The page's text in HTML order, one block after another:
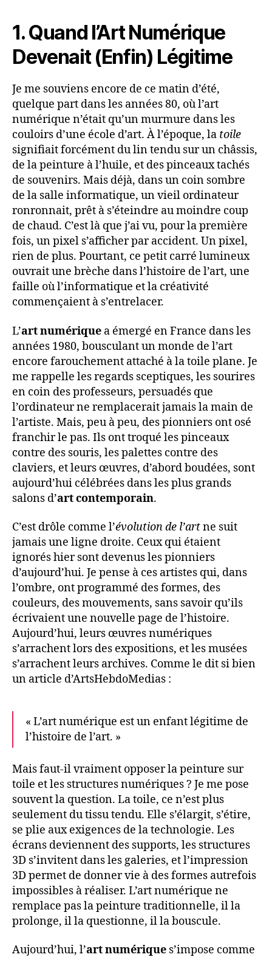
1. Quand l’Art Numérique
Devenait (Enfin) Légitime
Je me souviens encore de ce matin d’été,
quelque part dans les années 80, où l’art
numérique n’était qu’un murmure dans les
couloirs d’une école d’art. À l’époque, la toile
signifiait forcément du lin tendu sur un châssis,
de la peinture à l’huile, et des pinceaux tachés
de souvenirs. Mais déjà, dans un coin sombre
de la salle informatique, un vieil ordinateur
ronronnait, prêt à s’éteindre au moindre coup
de chaud. C’est là que j’ai vu, pour la première
fois, un pixel s’afficher par accident. Un pixel,
rien de plus. Pourtant, ce petit carré lumineux
ouvrait une brèche dans l’histoire de l’art, une
faille où l’informatique et la créativité
commençaient à s’entrelacer.
L’art numérique a émergé en France dans les
années 1980, bousculant un monde de l’art
encore farouchement attaché à la toile plane. Je
me rappelle les regards sceptiques, les sourires
en coin des professeurs, persuadés que
l’ordinateur ne remplacerait jamais la main de
l’artiste. Mais, peu à peu, des pionniers ont osé
franchir le pas. Ils ont troqué les pinceaux
contre des souris, les palettes contre des
claviers, et leurs œuvres, d’abord boudées, sont
aujourd’hui célébrées dans les plus grands
salons d’art contemporain.
C’est drôle comme l’évolution de l’artne suit
jamais une ligne droite. Ceux qui étaient
ignorés hier sont devenus les pionniers
d’aujourd’hui. Je pense à ces artistes qui, dans
l’ombre, ont programmé des formes, des
couleurs, des mouvements, sans savoir qu’ils
écrivaient une nouvelle page de l’histoire.
Aujourd’hui, leurs œuvres numériques
s’arrachent lors des expositions, et les musées
s’arrachent leurs archives. Comme le dit si bien
un article d’ArtsHebdoMedias :
« L’art numérique est un enfant légitime de
l’histoire de l’art. »
Mais faut-il vraiment opposer la peinture sur
toile et les structures numériques ? Je me pose
souvent la question. La toile, ce n’est plus
seulement du tissu tendu. Elle s’élargit, s’étire,
se plie aux exigences de la technologie. Les
écrans deviennent des supports, les structures
3D s’invitent dans les galeries, et l’impression
3D permet de donner vie à des formes autrefois
impossibles à réaliser. L’art numérique ne
remplace pas la peinture traditionnelle, il la
prolonge, il la questionne, il la bouscule.
Aujourd’hui, l’art numérique s’impose comme